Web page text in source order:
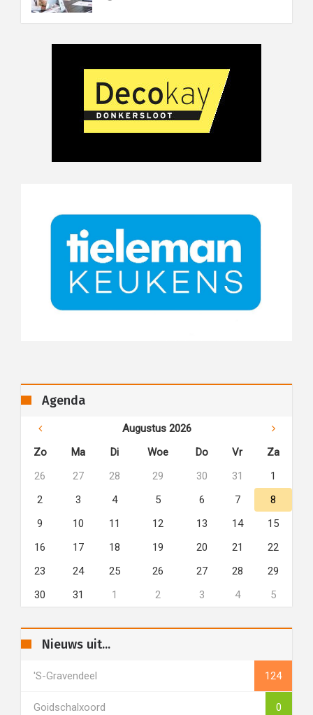
Agenda
Augustus 2026
Zo
Ma Di Woe Do Vr
Za
26
27 28 29 30 31
1
2
3 4 5 6 7
8
9
10 11 12 13 14
15
16
17 18 19 20 21
22
23
24 25 26 27 28
29
30
31 1 2 3 4 5
Nieuws uit...
's-Gravendeel 124
Goidschalxoord 0